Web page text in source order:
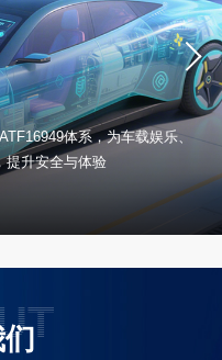
体系，为车载娱乐、
提升安全与体验